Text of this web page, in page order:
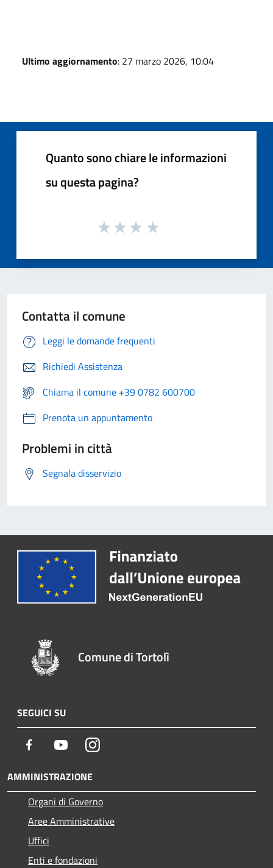
Ultimo aggiornamento: 27 marzo 2026, 10:04
Quanto sono chiare le informazioni
su questa pagina?
Contatta il comune
Leggi le domande frequenti
Richiedi Assistenza
Chiama il comune +39 0782 600700
Prenota un appuntamento
Problemi in città
Segnala disservizio
Comune di Tortolì
SEGUICI SU
Facebook YoutubeInstagram
AMMINISTRAZIONE
Organi di Governo
Aree Amministrative
Uffici
Enti e fondazioni